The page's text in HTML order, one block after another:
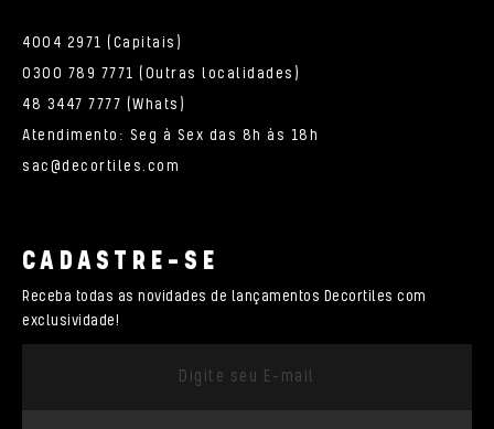
4004 2971 (Capitais)
0300 789 7771 (Outras localidades)
48 3447 7777 (Whats)
Atendimento: Seg à Sex das 8h às 18h
sac@decortiles.com
CADASTRE-SE
Receba todas as novidades de lançamentos Decortiles com
exclusividade!